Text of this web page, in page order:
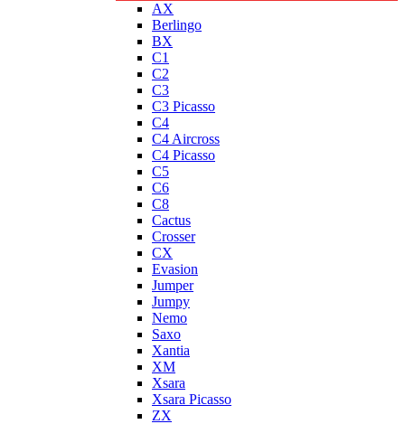
AX
Berlingo
BX
C1
C2
C3
C3 Picasso
C4
C4 Aircross
C4 Picasso
C5
C6
C8
Cactus
Crosser
CX
Evasion
Jumper
Jumpy
Nemo
Saxo
Xantia
XM
Xsara
Xsara Picasso
ZX